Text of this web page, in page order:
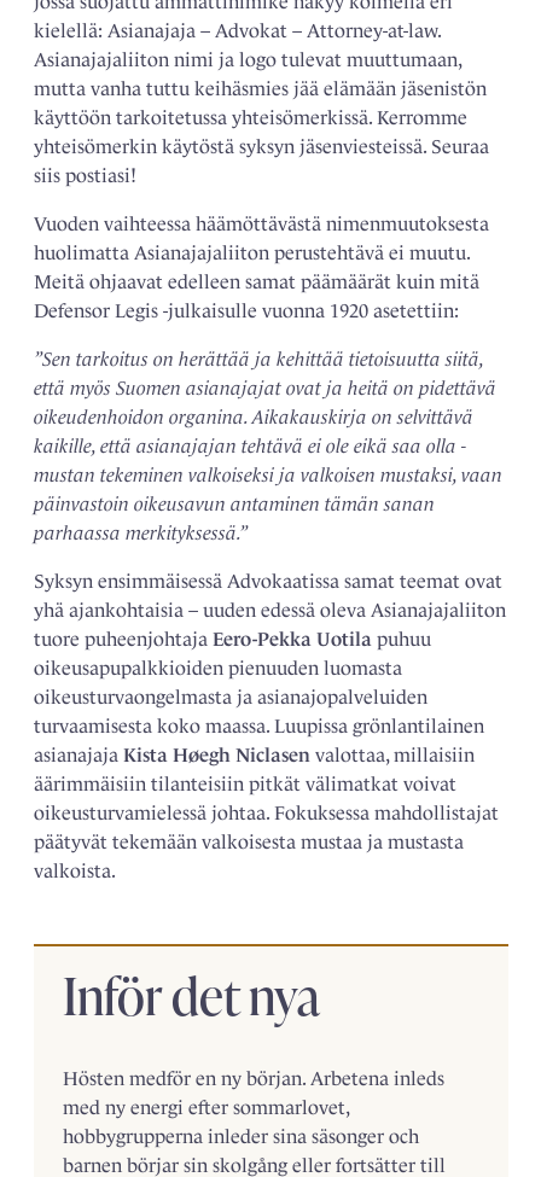
kielellä: Asianajaja – Advokat – Attorney-at-law.
Asianajajaliiton nimi ja logo tulevat muuttumaan,
mutta vanha tuttu keihäsmies jää elämään jäsenistön
käyttöön tarkoitetussa yhteisömerkissä. Kerromme
yhteisömerkin käytöstä syksyn jäsenviesteissä. Seuraa
siis postiasi!
Vuoden vaihteessa häämöttävästä nimenmuutoksesta
huolimatta Asianajajaliiton perustehtävä ei muutu.
Meitä ohjaavat edelleen samat päämäärät kuin mitä
Defensor Legis -julkaisulle vuonna 1920 asetettiin:
”Sen tarkoitus on herättää ja kehittää tietoisuutta siitä,
että myös Suomen asianajajat ovat ja heitä on ­pidettävä
oikeudenhoidon organina. Aikakauskirja on s­elvittävä
kaikille, että asianajajan tehtävä ei ole eikä saa olla ­
mustan tekeminen valkoiseksi ja valkoisen mustaksi, vaan
päinvastoin oikeusavun antaminen tämän sanan
parhaassa merkityksessä.”
Syksyn ensimmäisessä Advokaatissa samat teemat ovat
yhä ajankohtaisia – uuden edessä oleva Asianajajaliiton
tuore puheenjohtaja Eero-Pekka Uotila puhuu
oikeusapupalkkioiden pienuuden luomasta
oikeusturvaongelmasta ja asianajopalveluiden
turvaamisesta koko maassa. Luupissa grönlantilainen
asianajaja Kista Høegh Niclasen valottaa, millaisiin
äärimmäisiin tilanteisiin pitkät välimatkat voivat
oikeusturvamielessä johtaa. Fokuksessa mahdollistajat
päätyvät tekemään valkoisesta mustaa ja mustasta
valkoista.
Inför det nya
Hösten medför en ny början. Arbetena inleds
med ny energi efter sommarlovet,
hobbygrupperna inleder sina säsonger och
barnen börjar sin skolgång eller fortsätter till